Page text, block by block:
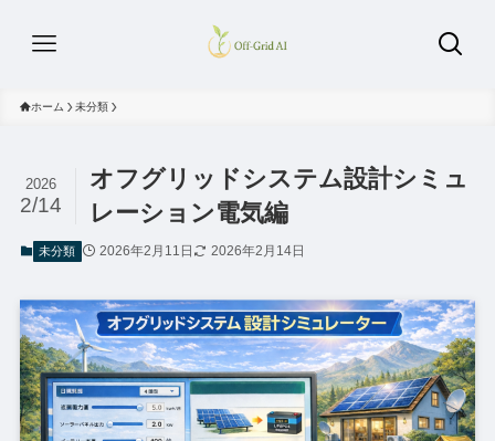
ホーム 未分類
オフグリッドシステム設計シミュ
レーション電気編
2026
2/14
未分類 2026年2月11日 2026年2月14日